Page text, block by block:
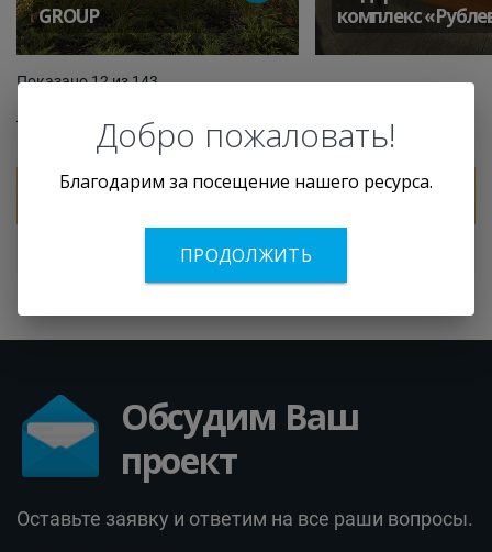
GROUP
комплекс
Показано 12 из 143
Рассчитать стоимость Вашего проекта
Обсудим Ваш
проект
Оставьте заявку и ответим на все раши вопросы.
Добро пожаловать!
Благодарим за посещение нашего ресурса.
ПРОДОЛЖИТЬ